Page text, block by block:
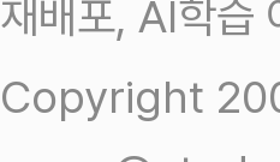
재배포, AI학습
Copyright